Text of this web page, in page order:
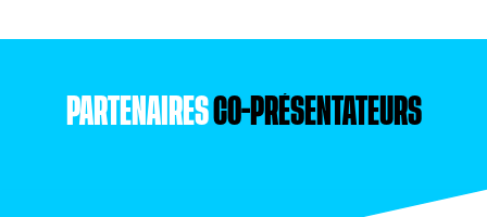
PARTENAIRESCO-PRÉSENTATEURS